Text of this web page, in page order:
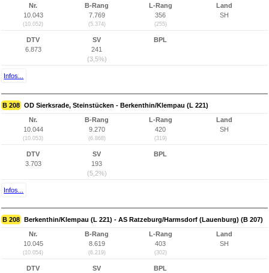
Nr.
10.043
(10.052)
B-Rang
7.769
(5.374)
L-Rang
356
(255)
Land
SH
DTV
6.873
SV
241
(3,5%)
BPL
Infos...
B 208 OD Sierksrade, Steinstücken - Berkenthin/Klempau (L 221)
Nr.
10.044
(10.053)
B-Rang
9.270
(6.868)
L-Rang
420
(319)
Land
SH
DTV
3.703
SV
193
(5,2%)
BPL
Infos...
B 208 Berkenthin/Klempau (L 221) - AS Ratzeburg/Harmsdorf (Lauenburg) (B 207)
Nr.
10.045
(10.054)
B-Rang
8.619
(6.219)
L-Rang
403
(302)
Land
SH
DTV
SV
BPL